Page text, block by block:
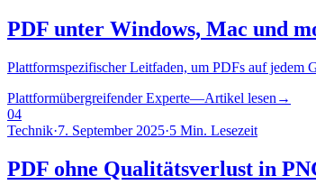
PDF unter Windows, Mac und
Plattformspezifischer Leitfaden, um PDFs auf jedem
Plattformübergreifender Experte—Artikel lesen →
04
Technik·7. September 2025·5 Min. Lesezeit
PDF ohne Qualitätsverlust in